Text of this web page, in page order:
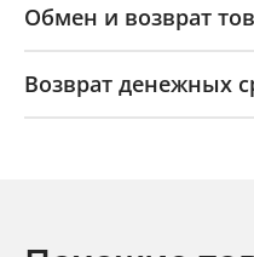
Обмен и возврат
Возврат денежных